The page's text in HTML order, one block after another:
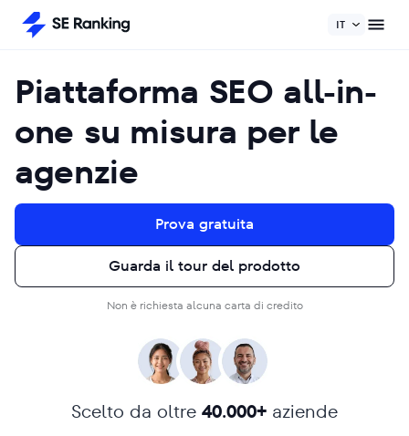
IT
Piattaforma SEO all-in-
one su misura per le
agenzie
Prova gratuita
Guarda il tour del prodotto
Non è richiesta alcuna carta di credito
Scelto da oltre 40.000+ aziende